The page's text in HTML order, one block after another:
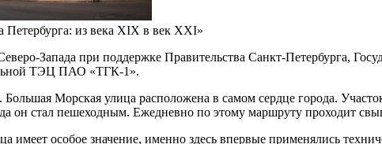
Петербурга: из века XIX в век XXI»
Запада при поддержке Правительства Санкт-Петербурга,
ТЭЦ ПАО «ТГК-1».
Морская улица расположена в самом сердце города.
он стал пешеходным. Ежедневно по этому маршруту проходит
имеет особое значение, именно здесь впервые применялись